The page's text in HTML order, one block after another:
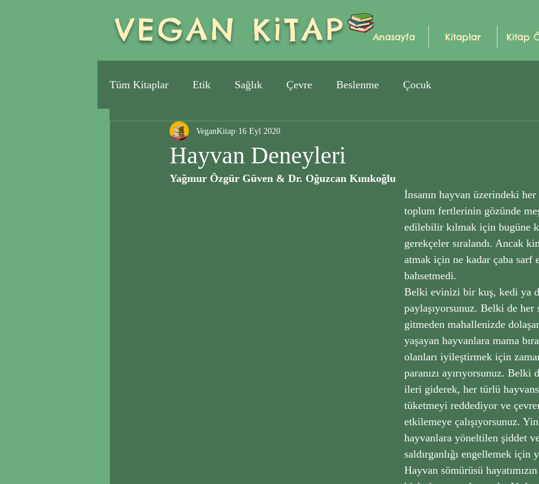
VEGAN KiTAP Anasayfa Kitaplar Kitap
Tüm Kitaplar Etik Sağlık Çevre Beslenme Çocuk
Hayvan Deneyleri
VeganKitap 16 Eyl 2020
Yağmur Özgür Güven & Dr. Oğuzcan Kınıkoğlu
İnsanın hayvan üzerindeki
toplum fertlerinin gözünde
edilebilir kılmak için bugüne
gerekçeler sıralandı. Ancak
atmak için ne kadar çaba sarf
bahsetmedi.
Belki evinizi bir kuş, kedi ya
paylaşıyorsunuz. Belki de her
gitmeden mahallenizde
yaşayan hayvanlara mama
olanları iyileştirmek için
paranızı ayırıyorsunuz. Belki
ileri giderek, her türlü
tüketmeyi reddediyor ve
etkilemeye çalışıyorsunuz.
hayvanlara yöneltilen şiddet
saldırganlığı engellemek
Hayvan sömürüsü